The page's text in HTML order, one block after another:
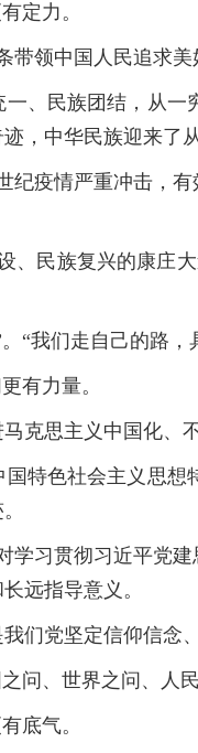
定力。
领中国人民追求美
民族团结，从一
，中华民族迎来了
疫情严重冲击，有
民族复兴的康庄大
我们走自己的路，
有力量。
思主义中国化、不
色社会主义思想
习贯彻习近平党建
远指导意义。
党坚定信仰信念、
、世界之问、人民
底气。